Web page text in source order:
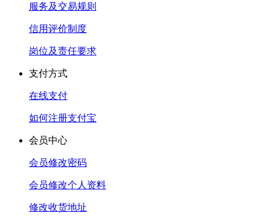
服务及交易规则
信用评价制度
岗位及责任要求
支付方式
在线支付
如何注册支付宝
会员中心
会员修改密码
会员修改个人资料
修改收货地址